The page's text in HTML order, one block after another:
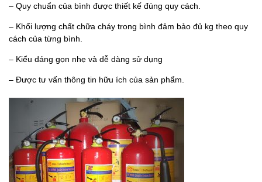
– Quy chuẩn của bình được thiết kế đúng quy cách.
– Khối lượng chất chữa cháy trong bình đảm bảo đủ kg theo quy
cách của từng bình.
– Kiểu dáng gọn nhẹ và dễ dàng sử dụng
– Được tư vấn thông tin hữu ích của sản phẩm.